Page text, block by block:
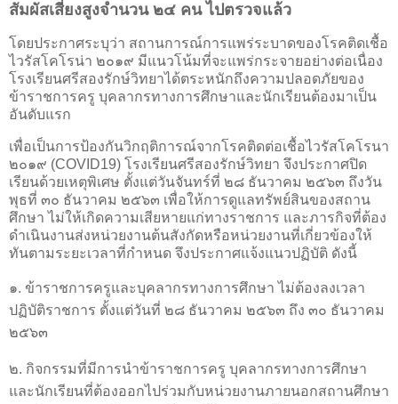
สัมผัสเสี่ยงสูงจำนวน ๒๔ คน ไปตรวจแล้ว
โดยประกาศระบุว่า สถานการณ์การแพร่ระบาดของโรคติดเชื้อ
ไวรัสโคโรน่า ๒๐๑๙ มีแนวโน้มที่จะแพร่กระจายอย่างต่อเนื่อง
โรงเรียนศรีสองรักษ์วิทยาได้ตระหนักถึงความปลอดภัยของ
ข้าราชการครู บุคลากรทางการศึกษาและนักเรียนต้องมาเป็น
อันดับแรก
เพื่อเป็นการป้องกันวิกฤติการณ์จากโรคติดต่อเชื้อไวรัสโคโรนา
๒๐๑๙ (COVID19) โรงเรียนศรีสองรักษ์วิทยา จึงประกาศปิด
เรียนด้วยเหตุพิเศษ ตั้งแต่วันจันทร์ที่ ๒๘ ธันวาคม ๒๕๖๓ ถึงวัน
พุธที่ ๓๐ ธันวาคม ๒๕๖๓ เพื่อให้การดูแลทรัพย์สินของสถาน
ศึกษา ไม่ให้เกิดความเสียหายแก่ทางราชการ และภารกิจที่ต้อง
ดำเนินงานส่งหน่วยงานต้นสังกัดหรือหน่วยงานที่เกี่ยวข้องให้
ทันตามระยะเวลาที่กำหนด จึงประกาศแจ้งแนวปฏิบัติ ดังนี้
๑. ข้าราชการครูและบุคลากรทางการศึกษา ไม่ต้องลงเวลา
ปฏิบัติราชการ ตั้งแต่วันที่ ๒๘ ธันวาคม ๒๕๖๓ ถึง ๓๐ ธันวาคม
๒๕๖๓
๒. กิจกรรมที่มีการนำข้าราชการครู บุคลากรทางการศึกษา
และนักเรียนที่ต้องออกไปร่วมกับหน่วยงานภายนอกสถานศึกษา